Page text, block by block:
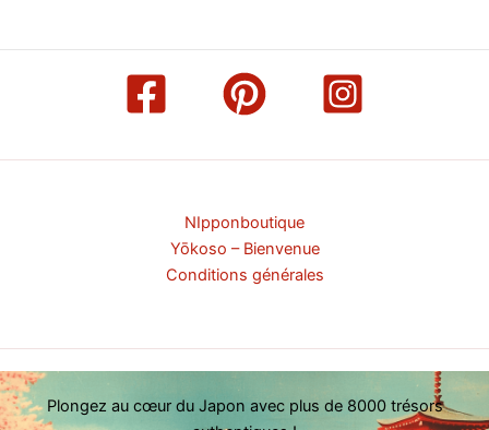
NIpponboutique
Yōkoso – Bienvenue
Conditions générales
Plongez au cœur du Japon avec plus de 8000 trésors